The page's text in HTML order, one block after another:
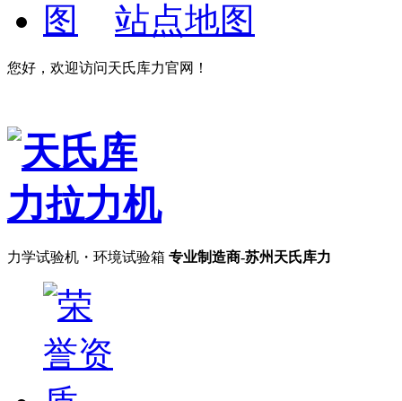
站点地图
您好，欢迎访问天氏库力官网！
力学试验机・环境试验箱 专业制造商-苏州天氏库力